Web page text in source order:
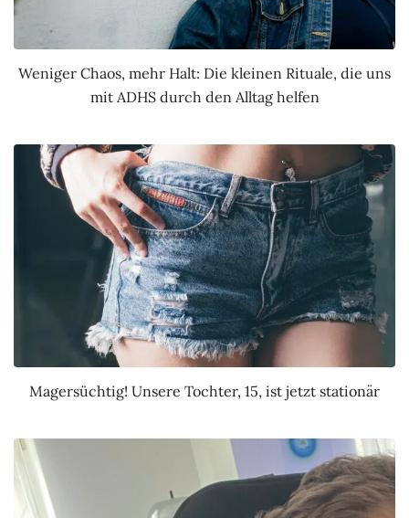
Weniger Chaos, mehr Halt: Die kleinen Rituale, die uns
mit ADHS durch den Alltag helfen
Magersüchtig! Unsere Tochter, 15, ist jetzt stationär